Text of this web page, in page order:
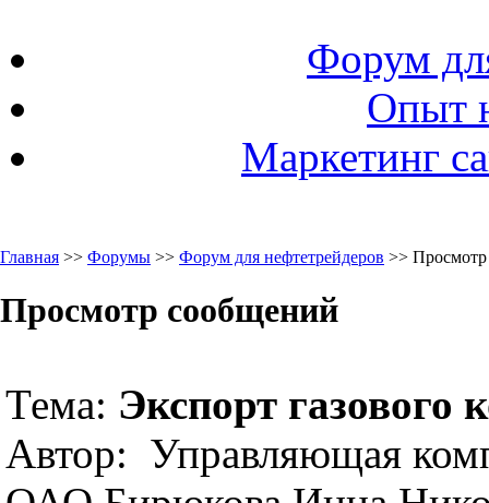
Форум
Опыт
Маркетинг
Главная >> Форумы >> Форум для нефтетрейдеров >>
Просмотр сообщений
Тема: Экспорт газового
Автор: Управляющая